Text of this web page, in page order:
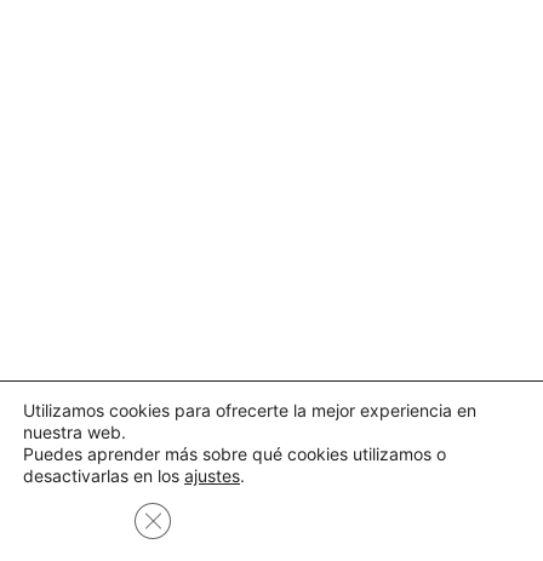
Utilizamos cookies para ofrecerte la mejor experiencia en
nuestra web.
Puedes aprender más sobre qué cookies utilizamos o
desactivarlas en los ajustes.
Cerrar el banner de cookies RGPD